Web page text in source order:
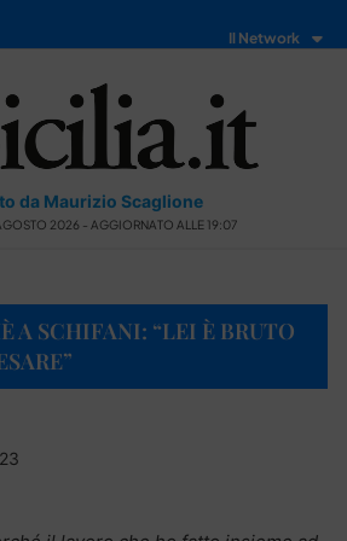
Il Network
da Maurizio Scaglione
2026 - AGGIORNATO ALLE 19:07
A SCHIFANI: “LEI È BRUTO